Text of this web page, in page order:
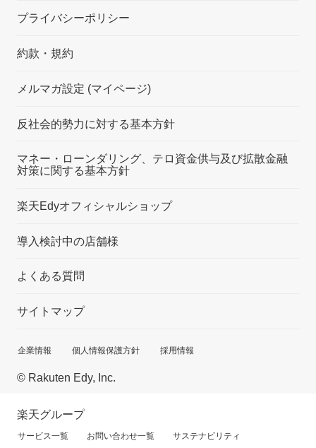
プライバシーポリシー
約款・規約
メルマガ設定 (マイページ)
反社会的勢力に対する基本方針
マネー・ローンダリング、テロ資金供与及び拡散金融
対策に関する基本方針
楽天Edyオフィシャルショップ
導入検討中の店舗様
よくある質問
サイトマップ
企業情報 個人情報保護方針 採用情報
© Rakuten Edy, Inc.
楽天グループ
サービス一覧 お問い合わせ一覧 サステナビリティ